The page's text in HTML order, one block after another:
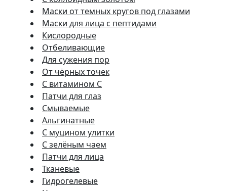
Маски от темных кругов под глазами
Маски для лица с пептидами
Кислородные
Отбеливающие
Для сужения пор
От чёрных точек
С витамином C
Патчи для глаз
Смываемые
Альгинатные
С муцином улитки
С зелёным чаем
Патчи для лица
Тканевые
Гидрогелевые